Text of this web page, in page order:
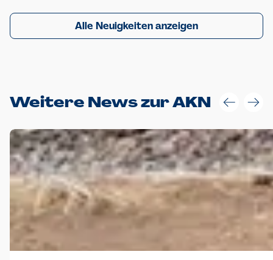
Alle Neuigkeiten anzeigen
Weitere News zur AKN